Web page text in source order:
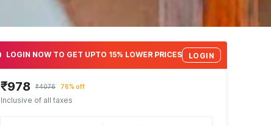
LOGIN NOW TO GET UPTO 15% LOWER PRICES LOGIN
₹978 ₹4076 76% off
Inclusive of all taxes